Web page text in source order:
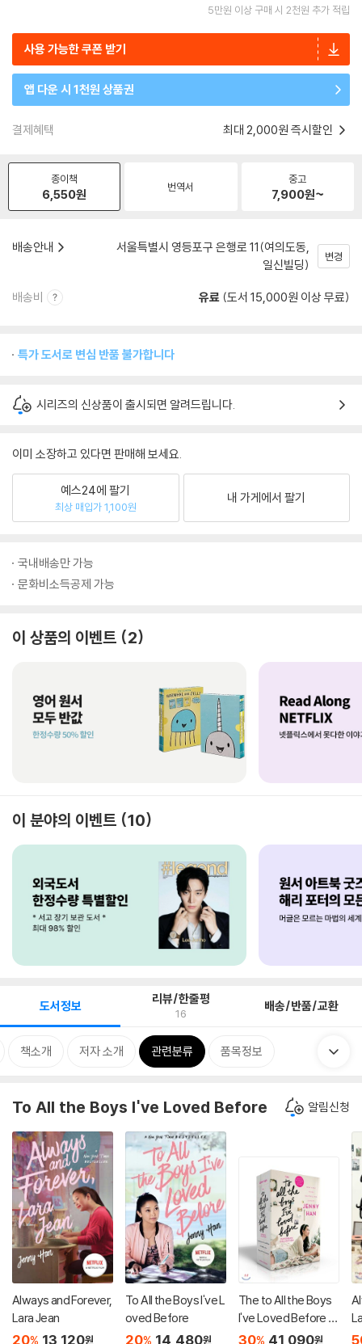
5만원 이상 구매 시 2천원 추가 적립
사용 가능한 쿠폰 받기
앱 다운 시 1천원 상품권
결제혜택 최대 2,000원 즉시할인
종이책
6,550원 번역서
중고
7,900원~
배송안내
서울특별시 영등포구 은행로 11(여의도동,
일신빌딩)
변경
배송비 유료 (도서 15,000원 이상 무료)
특가 도서로 변심 반품 불가합니다
시리즈의 신상품이 출시되면 알려드립니다.
이미 소장하고 있다면 판매해 보세요.
예스24에 팔기
최상 매입가 1,100원
내 가게에서 팔기
국내배송만 가능
문화비소득공제 가능
이 상품의 이벤트 2
이 분야의 이벤트 10
도서정보 리뷰/한줄평
16 배송/반품/교환
책소개 저자 소개 관련분류 품목정보
To All the Boys I've Loved Before 알림신청
Always and Forever,
Lara Jean
20% 13,120원
To All the Boys I've L
oved Before
20% 14,480원
The to All the Boys
I've Loved Before P
aperback Collection
30% 41,090원